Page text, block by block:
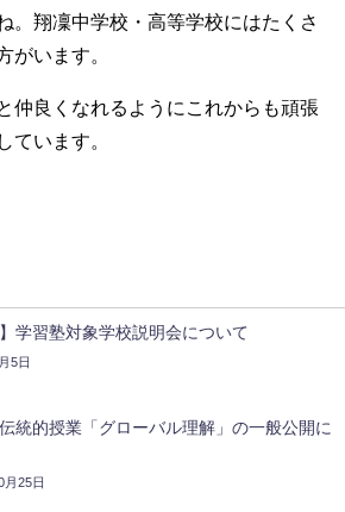
。翔凜中学校・高等学校にはたくさ
がいます。
仲良くなれるようにこれからも頑張
ています。
】学習塾対象学校説明会について
5日
統的授業「グローバル理解」の一般公開に
月25日